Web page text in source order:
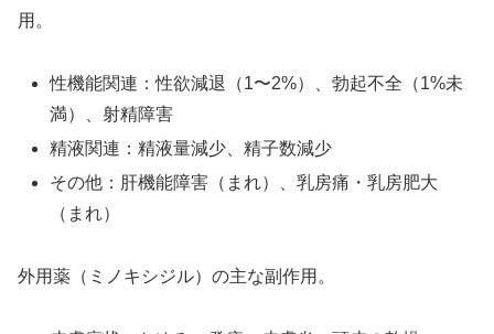
用。
性機能関連：性欲減退（1〜2%）、勃起不全（1%未
満）、射精障害
精液関連：精液量減少、精子数減少
その他：肝機能障害（まれ）、乳房痛・乳房肥大
（まれ）
外用薬（ミノキシジル）の主な副作用。